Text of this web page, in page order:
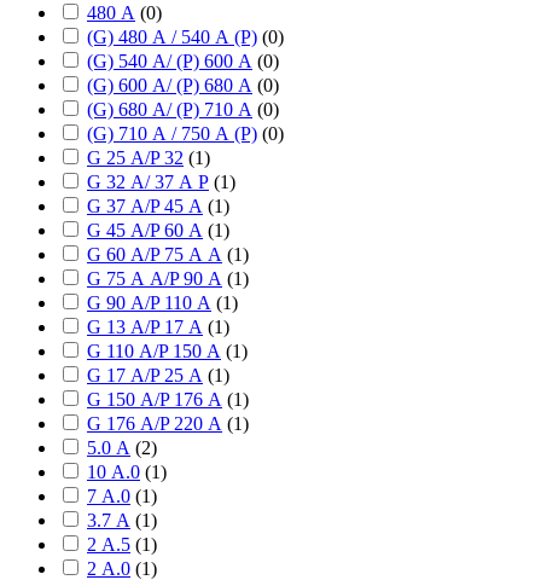
480 А (0)
(G) 480 А / 540 А (P) (0)
(G) 540 А/ (P) 600 А (0)
(G) 600 А/ (P) 680 А (0)
(G) 680 А/ (P) 710 А (0)
(G) 710 А / 750 А (P) (0)
G 25 А/P 32 (1)
G 32 А/ 37 А P (1)
G 37 А/P 45 А (1)
G 45 А/P 60 А (1)
G 60 А/P 75 А А (1)
G 75 А А/P 90 А (1)
G 90 А/P 110 А (1)
G 13 А/P 17 А (1)
G 110 А/P 150 А (1)
G 17 А/P 25 А (1)
G 150 А/P 176 А (1)
G 176 А/P 220 А (1)
5.0 А (2)
10 А.0 (1)
7 А.0 (1)
3.7 А (1)
2 А.5 (1)
2 А.0 (1)